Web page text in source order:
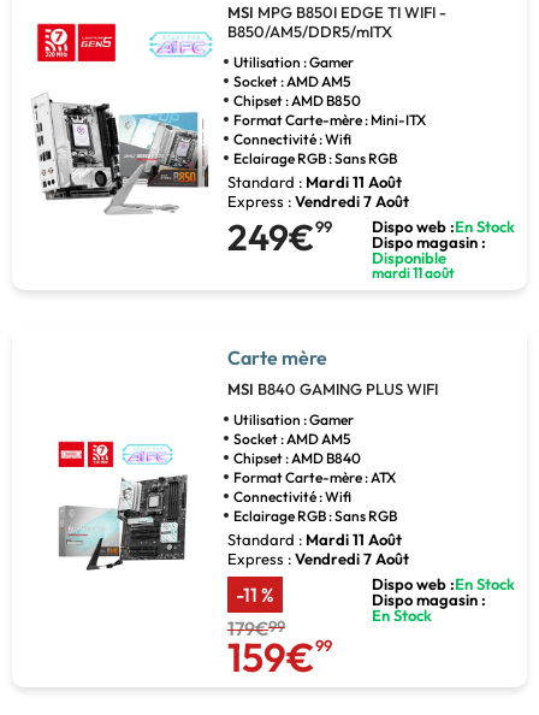
MSI MPG B850I EDGE TI WIFI -
B850/AM5/DDR5/mITX
Utilisation : Gamer
Socket : AMD AM5
Chipset : AMD B850
Format Carte-mère : Mini-ITX
Connectivité : Wifi
Eclairage RGB : Sans RGB
Standard : Mardi 11 Août
Express :Vendredi 7 Août
249€99 Dispo web :En Stock
Dispo magasin :
Disponible
mardi 11 août
Carte mère
MSI B840 GAMING PLUS WIFI
Utilisation : Gamer
Socket : AMD AM5
Chipset : AMD B840
Format Carte-mère : ATX
Connectivité : Wifi
Eclairage RGB : Sans RGB
Standard : Mardi 11 Août
Express :Vendredi 7 Août
-11 %
179€99
159€99
Dispo web :En Stock
Dispo magasin :
En Stock